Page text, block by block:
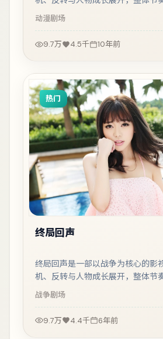
观看。
动漫剧场
9.7万 4.5千 10年前
热门
终局回声
终局回声是一部以战争为核心的影
机、反转与人物成长展开，整体节
观看。
战争剧场
9.7万 4.4千 6年前